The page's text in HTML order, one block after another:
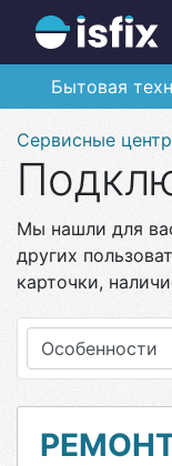
Бытовая
Сервисные
Мы нашли для
других
карточки,
Особенности